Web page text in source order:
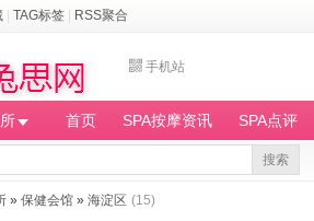
TAG标签 RSS聚合
手机站
首页 SPA按摩资讯 SPA点评
搜索
» 保健会馆 » 海淀区 (15)